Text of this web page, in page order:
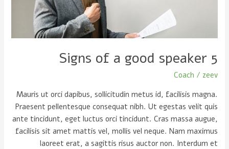
5 Signs of a good speaker
Coach / zeev
Mauris ut orci dapibus, sollicitudin metus id, facilisis magna.
Praesent pellentesque consequat nibh. Ut egestas velit quis
ante tincidunt, eget luctus orci tincidunt. Cras massa augue,
facilisis sit amet mattis vel, mollis vel neque. Nam maximus
laoreet erat, a sagittis risus auctor non. Interdum et